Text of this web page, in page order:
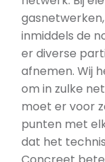
inmiddels de
er diverse
afnemen. Wij
om in zulke
moet er voor
punten met
dat het